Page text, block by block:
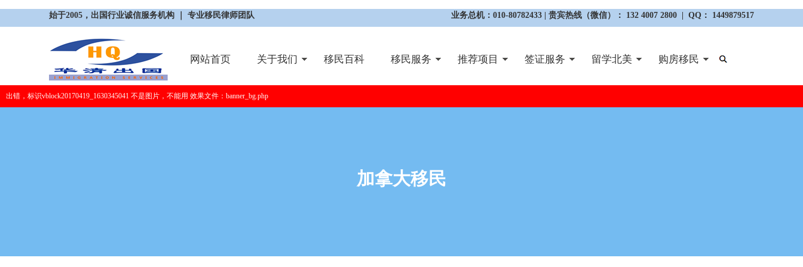
始于2005，出国行业诚信服务机构 ｜ 专业移民律师团队 业务总机：010-80782433 | 贵宾热线（微信）： 132 4007 2800 | QQ： 1449879517
网站首页 关于我们 移民百科 移民服务 推荐项目 签证服务 留学北美 购房移民
出错，标识vblock20170419_1630345041 不是图片，不能用 效果文件：banner_bg.php
加拿大移民